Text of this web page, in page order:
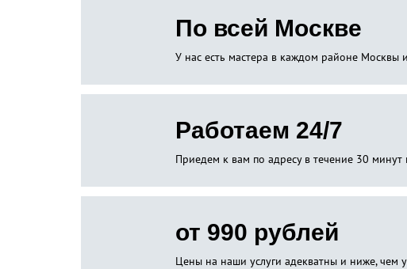
По всей Москве
У нас есть мастера в каждом районе Москвы
Работаем 24/7
Приедем к вам по адресу в течение 30 минут
от 990 рублей
Цены на наши услуги адекватны и ниже, чем